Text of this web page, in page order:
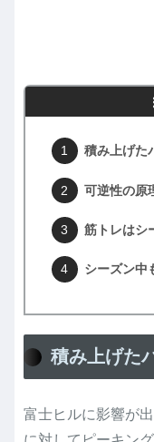
積み上げた
可逆性の原
筋トレはシ
シーズン中
積み上げた
富士ヒルに影響が